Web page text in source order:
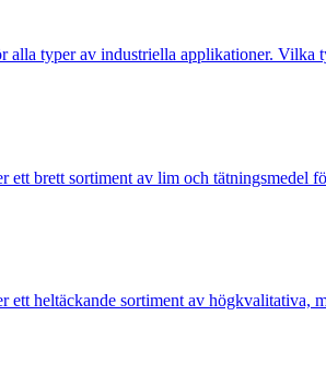
alla typer av industriella applikationer. Vilka
ett brett sortiment av lim och tätningsmedel
ett heltäckande sortiment av högkvalitativa,